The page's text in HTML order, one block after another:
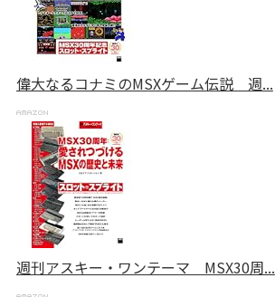
偉大なるコナミのMSXゲーム伝説 週...
週刊アスキー・ワンテーマ MSX30周...